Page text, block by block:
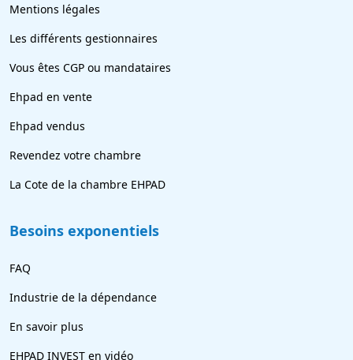
Mentions légales
Les différents gestionnaires
Vous êtes CGP ou mandataires
Ehpad en vente
Ehpad vendus
Revendez votre chambre
La Cote de la chambre EHPAD
Besoins exponentiels
FAQ
Industrie de la dépendance
En savoir plus
EHPAD INVEST en vidéo